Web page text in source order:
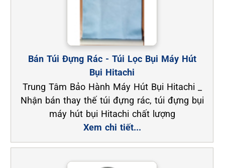
Bán Túi Đựng Rác - Túi Lọc Bụi Máy Hút
Bụi Hitachi
Trung Tâm Bảo Hành Máy Hút Bụi Hitachi _
Nhận bán thay thế túi đựng rác, túi đựng bụi
máy hút bụi Hitachi chất lượng
Xem chi tiết...